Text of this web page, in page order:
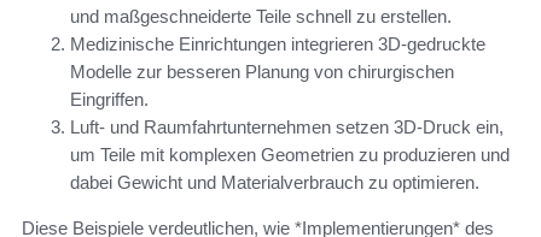
und maßgeschneiderte Teile schnell zu erstellen.
Medizinische Einrichtungen integrieren 3D-gedruckte
Modelle zur besseren Planung von chirurgischen
Eingriffen.
Luft- und Raumfahrtunternehmen setzen 3D-Druck ein,
um Teile mit komplexen Geometrien zu produzieren und
dabei Gewicht und Materialverbrauch zu optimieren.
Diese Beispiele verdeutlichen, wie *Implementierungen* des